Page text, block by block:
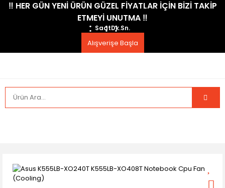
​‼️​ HER GÜN YENİ ÜRÜN GÜZEL FİYATLAR İÇİN BİZİ TAKİP
ETMEYİ UNUTMA ​‼️​
SaatDk.Sn.
Alışverişe Başla